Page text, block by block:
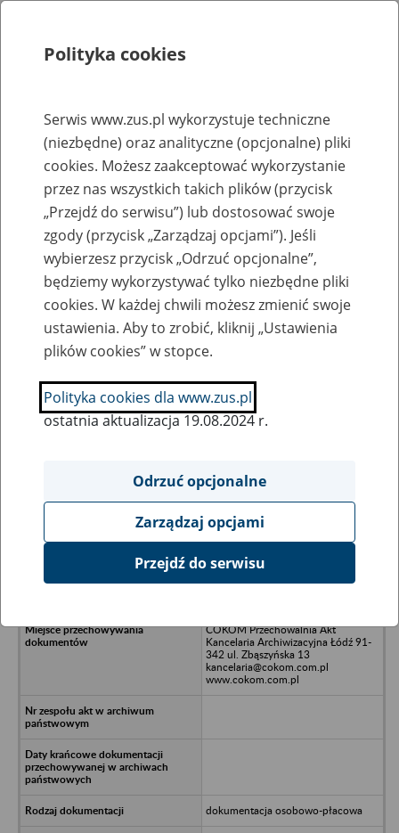
Rejestry, ewidencje i archiwa
Baza zlikwidowanych lub
przekształconych zakładów pracy
Nazwa zakładu pracy:
SZUKAJ
Ukryj wszystkie pozycje bazy
DORPOL ALFA Spółka z o.o. w
COKOM Przechowalnia Akt
Kancelaria Archiwizacyjna Łódź 91-
342 ul. Zbąszyńska 13
kancelaria@cokom.com.pl
www.cokom.com.pl
dokumentacja osobowo-płacowa
Polityka cookies
Serwis www.zus.pl wykorzystuje techniczne
(niezbędne) oraz analityczne (opcjonalne) pliki
cookies. Możesz zaakceptować wykorzystanie
przez nas wszystkich takich plików (przycisk
„Przejdź do serwisu”) lub dostosować swoje
zgody (przycisk „Zarządzaj opcjami”). Jeśli
wybierzesz przycisk „Odrzuć opcjonalne”,
będziemy wykorzystywać tylko niezbędne pliki
cookies. W każdej chwili możesz zmienić swoje
ustawienia. Aby to zrobić, kliknij „Ustawienia
plików cookies” w stopce.
Polityka cookies dla www.zus.pl
ostatnia aktualizacja 19.08.2024 r.
Odrzuć opcjonalne
Zarządzaj opcjami
Przejdź do serwisu